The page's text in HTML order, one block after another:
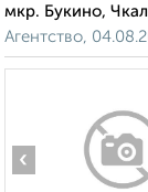
мкр. Букино,
Агентство,
‹